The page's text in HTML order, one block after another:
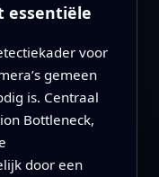
essentiële
voor
gemeen
is. Centraal
Bottleneck,
door een